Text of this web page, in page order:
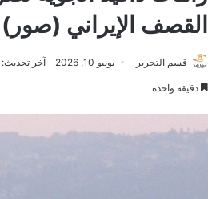
القصف الإيراني (صور)
قسم التحرير يونيو 10, 2026 آخر تحديث: يونيو
دقيقة واحدة